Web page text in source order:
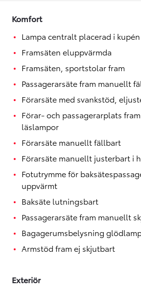
Komfort
Lampa centralt placerad i kupén
Framsäten eluppvärmda
Framsäten, sportstolar fram
Passagerarsäte fram manuellt
Förarsäte med svankstöd,
Förar- och passagerarplats
läslampor
Förarsäte manuellt fällbart
Förarsäte manuellt justerbart i
Fotutrymme för
uppvärmt
Baksäte lutningsbart
Passagerarsäte fram manuellt
Bagagerumsbelysning
Armstöd fram ej skjutbart
Exteriör